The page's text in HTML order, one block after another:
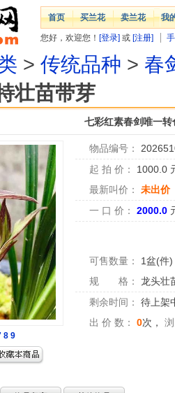
首页 买兰花 卖兰花 我
您好，欢迎您！ [登录] 或 [注册]
> 传统品种 > 春
壮苗带芽
七彩红素春剑唯一
8 9
物品编号：
起 拍 价：
1000.0
最新叫价：
未出价
一 口 价：
2000.0
可售数量： 1盆(件)
规 格：
龙头壮
剩余时间：
待上架
出 价 数：
0次，